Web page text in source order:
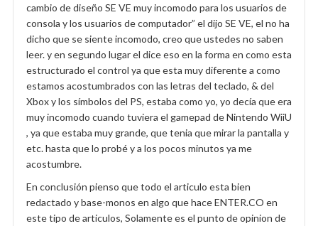
cambio de diseño SE VE muy incomodo para los usuarios de
consola y los usuarios de computador” el dijo SE VE, el no ha
dicho que se siente incomodo, creo que ustedes no saben
leer. y en segundo lugar el dice eso en la forma en como esta
estructurado el control ya que esta muy diferente a como
estamos acostumbrados con las letras del teclado, & del
Xbox y los símbolos del PS, estaba como yo, yo decía que era
muy incomodo cuando tuviera el gamepad de Nintendo WiiU
, ya que estaba muy grande, que tenia que mirar la pantalla y
etc. hasta que lo probé y a los pocos minutos ya me
acostumbre.
En conclusión pienso que todo el articulo esta bien
redactado y base-monos en algo que hace ENTER.CO en
este tipo de articulos, Solamente es el punto de opinion de